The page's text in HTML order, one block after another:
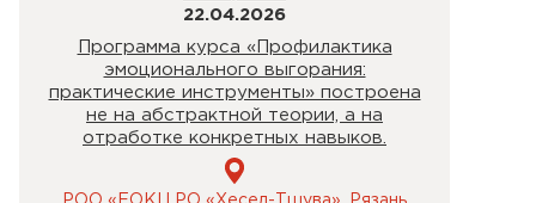
22.04.2026
Программа курса «Профилактика
эмоционального выгорания:
практические инструменты» построена
не на абстрактной теории, а на
отработке конкретных навыков.